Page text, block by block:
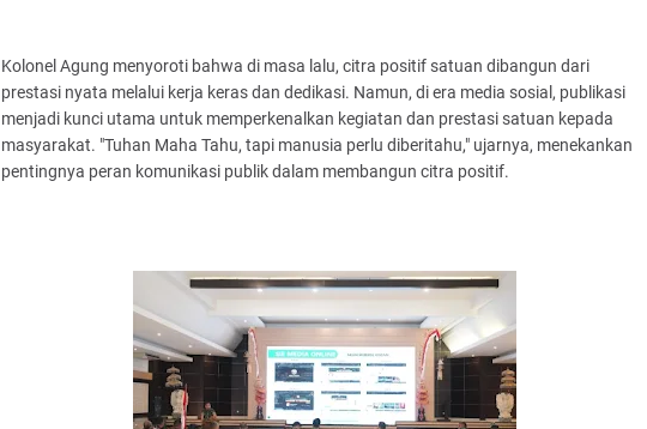
Kolonel Agung menyoroti bahwa di masa lalu, citra positif satuan dibangun dari
prestasi nyata melalui kerja keras dan dedikasi. Namun, di era media sosial, publikasi
menjadi kunci utama untuk memperkenalkan kegiatan dan prestasi satuan kepada
masyarakat. "Tuhan Maha Tahu, tapi manusia perlu diberitahu," ujarnya, menekankan
pentingnya peran komunikasi publik dalam membangun citra positif.